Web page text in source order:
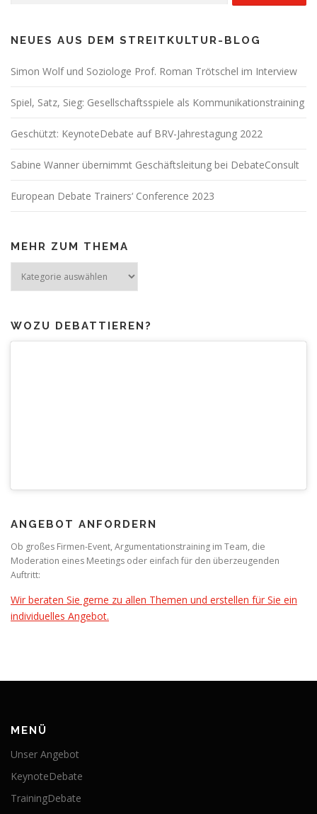
a
i
g
t
o
n
NEUES AUS DEM STREITKULTUR-BLOG
Simon Wolf und Soziologe Prof. Roman Trötschel im Interview
Spiel, Satz, Sieg: Gesellschaftsspiele als Kommunikationstraining
Geschützt: KeynoteDebate auf BRV-Jahrestagung 2022
Sabine Wanner übernimmt Geschäftsleitung bei DebateConsult
European Debate Trainers‘ Conference 2023
MEHR ZUM THEMA
zum
WOZU DEBATTIEREN?
ANGEBOT ANFORDERN
Ob großes Firmen-Event, Argumentationstraining im Team, die
Moderation eines Meetings oder einfach für den überzeugenden
Auftritt:
Wir beraten Sie gerne zu allen Themen und erstellen für Sie ein
individuelles Angebot.
MENÜ
Unser Angebot
KeynoteDebate
TrainingDebate